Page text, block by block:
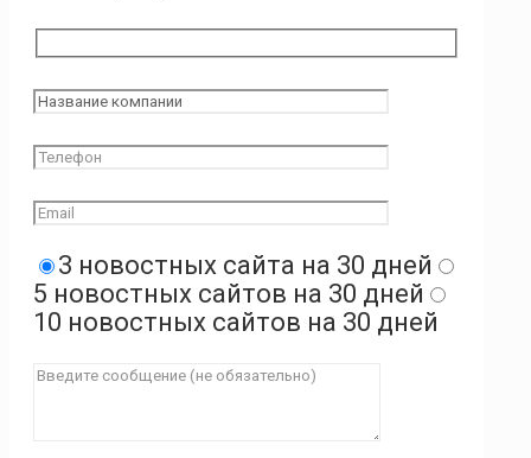
3 новостных сайта на 30 дней
5 новостных сайтов на 30 дней
10 новостных сайтов на 30 дней